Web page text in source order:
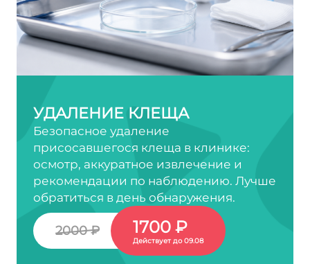
УДАЛЕНИЕ КЛЕЩА
Безопасное удаление
присосавшегося клеща в клинике:
осмотр, аккуратное извлечение и
рекомендации по наблюдению. Лучше
обратиться в день обнаружения.
2000 ₽ 1700 ₽
Действует до 09.08